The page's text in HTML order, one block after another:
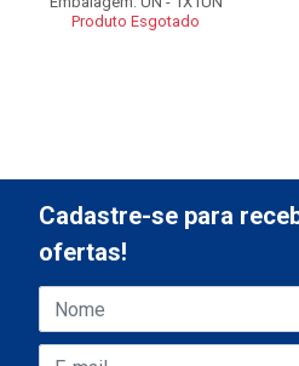
Produto Esgotado
Cadastre-se para
ofertas!